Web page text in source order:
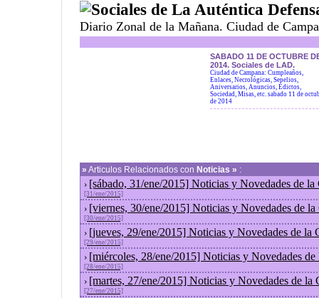
Sociales de La Auténtica
Diario Zonal de la Mañana. Ciudad de
SABADO 11 DE OCTUBRE
2014. Sociales de LAD.
Ciudad de Campana: Cumpleaños,
Enlaces, Necrológicas, Sepelios,
Aniversarios, Anuncios, Edictos,
Sociedad, Misas, etc. sabado 11 de
de 2014
» Articulos Relacionados con Noticias » :
› [sábado, 31/ene/2015] Noticias y Novedades de la
[31/ene/2015]
› [viernes, 30/ene/2015] Noticias y Novedades de
[30/ene/2015]
› [jueves, 29/ene/2015] Noticias y Novedades de la
[29/ene/2015]
› [miércoles, 28/ene/2015] Noticias y Novedades
[28/ene/2015]
› [martes, 27/ene/2015] Noticias y Novedades de la
[27/ene/2015]